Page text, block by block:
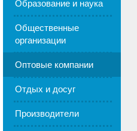
Образование и наука
Общественные
организации
Оптовые компании
Отдых и досуг
Производители